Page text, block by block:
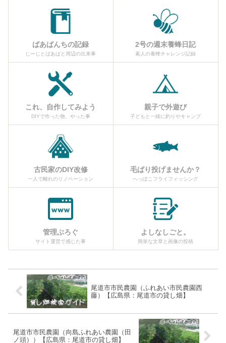
ばあばんちの記録
じーじとばあばと周辺の出来事
2号の週末養蜂日記
素人の養蜂チャレンジ記録
これ、自作してみよう
DIYで作った物、やった事
親子で外遊び
子どもと一緒に釣りやキャンプ
古民家のDIY改修
一人で離れのリノベーション
毛ばり投げませんか？
へっぽこフライフィッシング
管理ぶろぐ
サイト運営で感じた事
よしなしごと。
簡単な文章と画像の投稿
尾道市市民農園（ふれあい市民農園西
藤）【広島県：尾道市の貸し畑】
尾道市市民農園（向島ふれあい農園（田
ノ頭））【広島県：尾道市の貸し畑】